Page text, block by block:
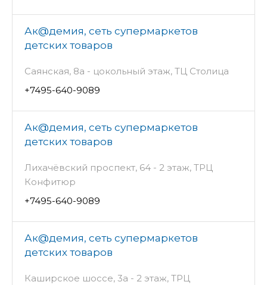
Ак@демия, сеть супермаркетов
детских товаров
Саянская, 8а - цокольный этаж, ТЦ Столица
+7495-640-9089
Ак@демия, сеть супермаркетов
детских товаров
Лихачёвский проспект, 64 - 2 этаж, ТРЦ
Конфитюр
+7495-640-9089
Ак@демия, сеть супермаркетов
детских товаров
Каширское шоссе, 3а - 2 этаж, ТРЦ